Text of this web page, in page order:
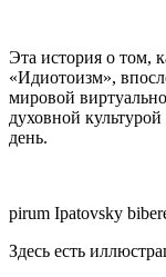
Эта история о том,
«Идиотоизм»,
мировой
духовной
день.
pirum Ipatovsky
Здесь есть